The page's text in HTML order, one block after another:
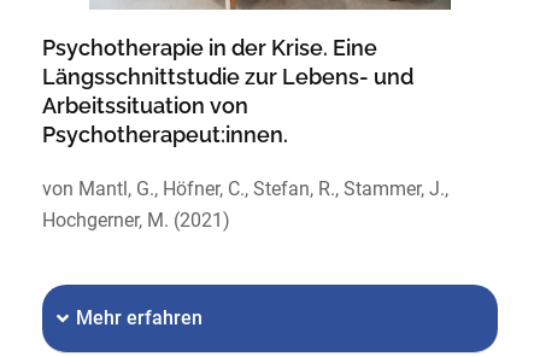
Psychotherapie in der Krise. Eine
Längsschnittstudie zur Lebens- und
Arbeitssituation von
Psychotherapeut:innen.
von Mantl, G., Höfner, C., Stefan, R., Stammer, J.,
Hochgerner, M. (2021)
Mehr erfahren